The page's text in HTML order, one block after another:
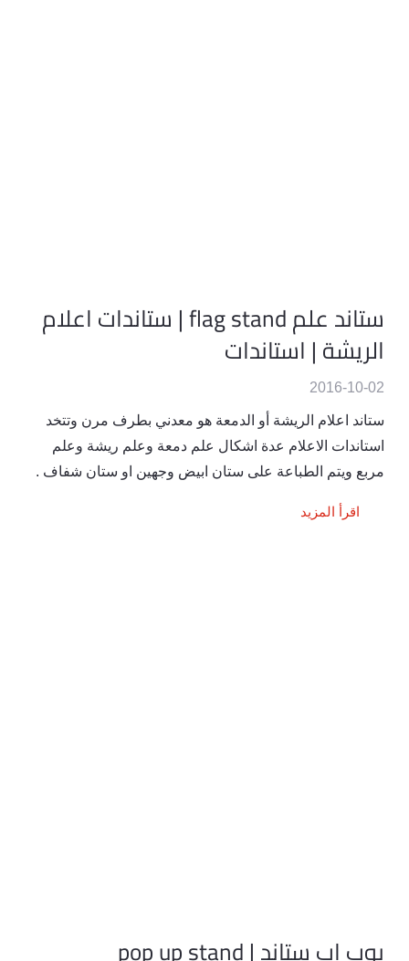
ستاند علم flag stand | ستاندات اعلام
الريشة | استاندات
2016-10-02
ستاند اعلام الريشة أو الدمعة هو معدني بطرف مرن وتتخد
استاندات الاعلام عدة اشكال علم دمعة وعلم ريشة وعلم
مربع ويتم الطباعة على ستان ابيض وجهين او ستان شفاف .
اقرأ المزيد
بوب اب ستاند | pop up stand